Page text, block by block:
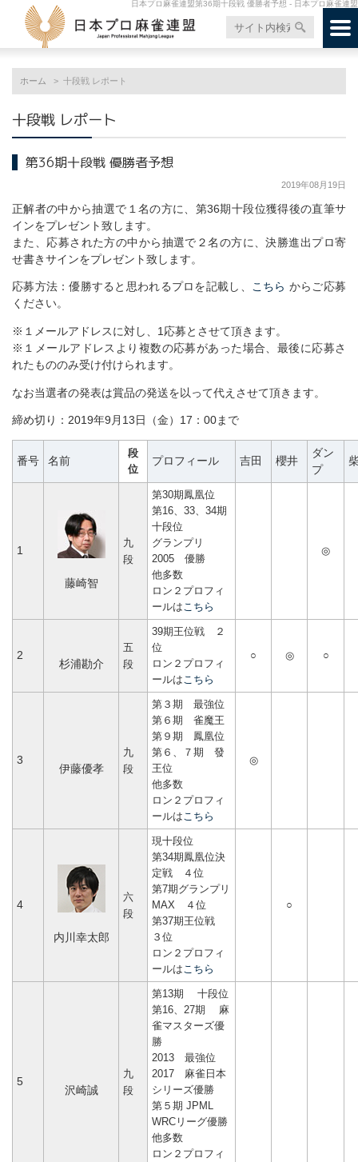
日本プロ麻雀連盟第36期十段戦 優勝者予想 - 日本プロ麻雀連盟
ホーム 十段戦 レポート
十段戦 レポート
第36期十段戦 優勝者予想
2019年08月19日
正解者の中から抽選で１名の方に、第36期十段位獲得後の直筆サ
インをプレゼント致します。
また、応募された方の中から抽選で２名の方に、決勝進出プロ寄
せ書きサインをプレゼント致します。
応募方法：優勝すると思われるプロを記載し、 こちら からご応募
ください。
※１メールアドレスに対し、1応募とさせて頂きます。
※１メールアドレスより複数の応募があった場合、最後に応募さ
れたもののみ受け付けられます。
なお当選者の発表は賞品の発送を以って代えさせて頂きます。
締め切り：2019年9月13日（金）17：00まで
番号 名前
段
位
プロフィール 吉田 櫻井
ダン
プ
1
藤崎智
九
段
第30期鳳凰位
第16、33、34期
十段位
グランプリ
2005 優勝
他多数
ロン２プロフィ
ールは こちら
◎
2
杉浦勘介
五
段
39期王位戦 ２
位
ロン２プロフィ
ールは こちら
○ ◎ ○
3
伊藤優孝
九
段
第３期 最強位
第６期 雀魔王
第９期 鳳凰位
第６、７期 發
王位
他多数
ロン２プロフィ
ールは こちら
◎
4
内川幸太郎
六
段
現十段位
第34期鳳凰位決
定戦 ４位
第7期グランプリ
MAX ４位
第37期王位戦
３位
ロン２プロフィ
ールは こちら
○
5
沢崎誠
九
段
第13期 十段位
第16、27期 麻
雀マスターズ優
勝
2013 最強位
2017 麻雀日本
シリーズ優勝
第５期 JPML
WRCリーグ優勝
他多数
ロン２プロフィ